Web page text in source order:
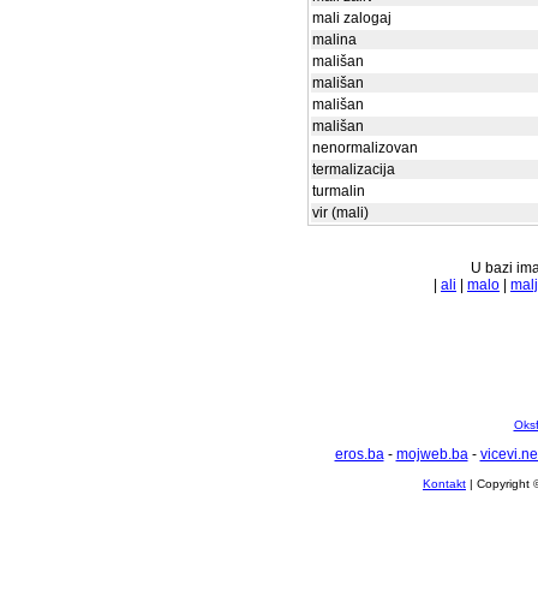
mali zalogaj
malina
mališan
mališan
mališan
mališan
nenormalizovan
termalizacija
turmalin
vir (mali)
U bazi
ali malo malj
eros.ba- mojweb.ba-
Kontakt | Copyright